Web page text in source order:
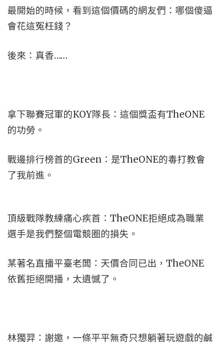
最開始的時候，看到這個價碼的網友們：哪個傻逼
會花這冤枉錢？
後來：真香……
拿下聯賽冠軍的KOY隊長：這個獎盃有TheONE
的功勞。
戰邊排行榜首的Green：是TheONE的毒打教會
了我前進。
頂級戰隊教練痛心疾首：TheONE拒絕成為職業
選手是我們整個電競圈的損失。
某著名直播平臺老闆：天價合同已出，TheONE
依舊拒絕開播，太遺憾了。
林獨羿：謝邀，一條平平無奇只想躺著玩遊戲的鹹